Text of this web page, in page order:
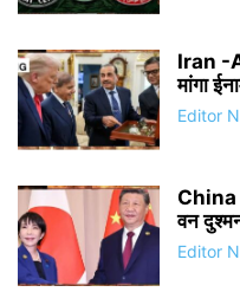
Iran -
मांगा
Editor
China
वन
Editor